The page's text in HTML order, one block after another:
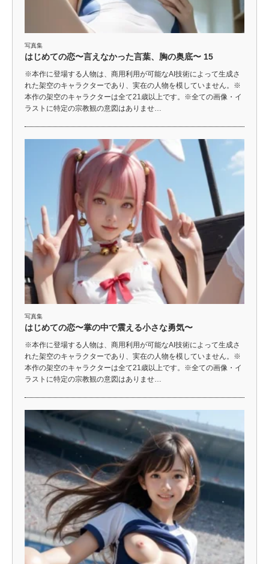
写真集
はじめての恋〜言えなかった言葉、胸の奥底〜 15
※本作に登場する人物は、商用利用が可能なAI技術によって生成さ
れた架空のキャラクターであり、実在の人物を模していません。※
本作の架空のキャラクターは全て21歳以上です。※全ての画像・イ
ラストに特定の宗教観の意図はありませ…
写真集
はじめての恋〜掌の中で震える小さな勇気〜
※本作に登場する人物は、商用利用が可能なAI技術によって生成さ
れた架空のキャラクターであり、実在の人物を模していません。※
本作の架空のキャラクターは全て21歳以上です。※全ての画像・イ
ラストに特定の宗教観の意図はありませ…